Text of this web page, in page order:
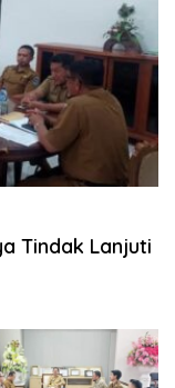
Tindak Lanjuti